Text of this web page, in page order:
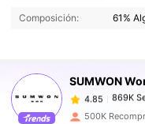
Composición:
SUMWON
869K
4.85
869K
m***6pagó
500K